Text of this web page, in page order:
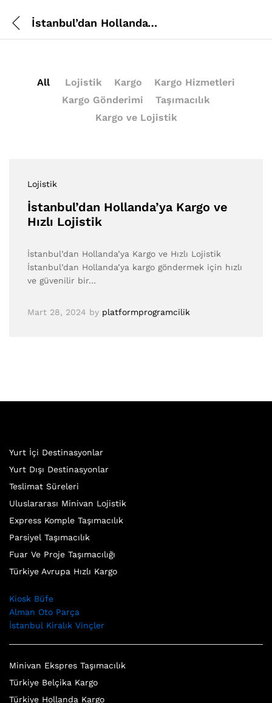
İstanbul’dan Hollanda’ya Kargo ve Hızlı Lojistik
All Lojistik Kargo
Kargo Hizmetleri
Kargo Gönderimi
Taşımacılık
Kargo ve Lojistik
Lojistik
İstanbul’dan Hollanda’ya Kargo ve
Hızlı Lojistik
İstanbul’dan Hollanda’ya Kargo ve Hızlı Lojistik
İstanbul’dan Hollanda’ya kargo göndermek için hızlı
ve güvenilir bir…
Mart 28, 2024 by platformprogramcilik
Yurt İçi Destinasyonlar
Yurt Dışı Destinasyonlar
Teslimat Süreleri
Uluslararası Minivan Lojistik
Express Komple Taşımacılık
Parsiyel Taşımacılık
Fuar Ve Proje Taşımacılığı
Türkiye Avrupa Hızlı Kargo
Kiosk Büfe
Alman Oto Parça
İstanbul Kiralık Vinçler
Minivan Ekspres Taşımacılık
Türkiye Belçika Kargo
Türkiye Hollanda Kargo